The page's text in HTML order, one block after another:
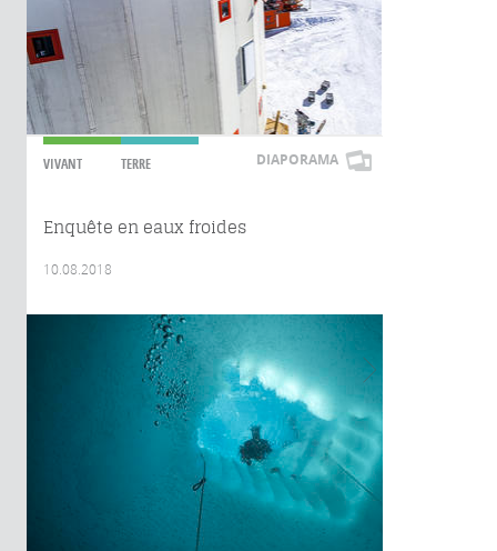
VIVANT TERRE DIAPORAMA
Enquête en eaux froides
10.08.2018